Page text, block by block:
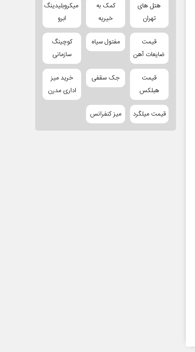
هتل های
تهران
کمک به
خیریه
میکروبلیدینگ
ابرو
قیمت
ضایعات آهن
مفتول سیاه
کوچینگ
سازمانی
قیمت
هبلکس
جک سقفی
خرید میز
اداری مدرن
قیمت میلگرد میز کنفرانس